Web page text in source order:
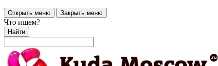
Открыть меню Закрыть меню
Что ищем?
Найти